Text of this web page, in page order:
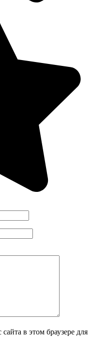
в этом браузере для